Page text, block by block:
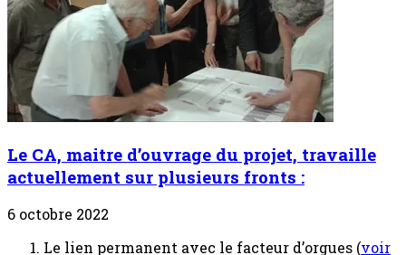
Le CA, maitre d’ouvrage du projet, travaille
actuellement sur plusieurs fronts :
6 octobre 2022
Le lien permanent avec le facteur d’orgues (voir